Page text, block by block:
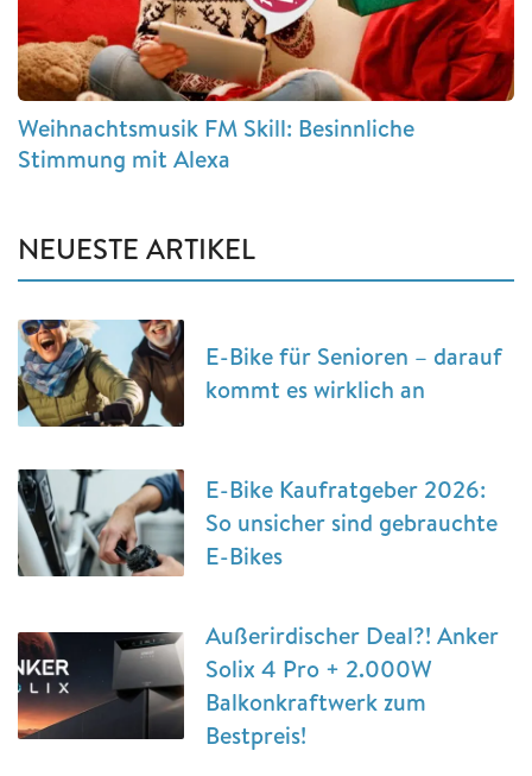
Weihnachtsmusik FM Skill: Besinnliche
Stimmung mit Alexa
NEUESTE ARTIKEL
E-Bike für Senioren – darauf
kommt es wirklich an
E-Bike Kaufratgeber 2026:
So unsicher sind gebrauchte
E-Bikes
Außerirdischer Deal?! Anker
Solix 4 Pro + 2.000W
Balkonkraftwerk zum
Bestpreis!